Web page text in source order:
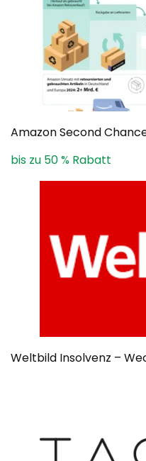
Amazon Second
bis zu 50 % Rabatt
Weltbild Insolvenz –